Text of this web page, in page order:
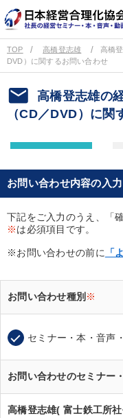
TOP 高橋登志雄
高橋
DVD）に関するお問い合わせ
email
高橋登志雄の
（CD／DVD）に関
お問い合わせ内容の入力
下記をご入力のうえ、「
※は必須項目です。
※お問い合わせの前に 「
お問い合わせ種別 ※
セミナー・本・音声
お問い合わせのセミナー
高橋登志雄( 富士鉄工所